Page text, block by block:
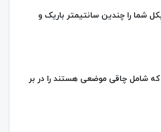
را چندین سانتیمتر باریک و
شامل چاقی موضعی هستند را در بر